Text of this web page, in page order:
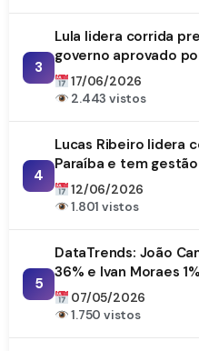
3
Lula lidera corrida
governo aprovado
17/06/2026
2.443 vistos
4
Lucas Ribeiro lidera
Paraíba e tem
DataTrends
12/06/2026
1.801 vistos
5
DataTrends: João
36% e Ivan Moraes 1%
07/05/2026
1.750 vistos